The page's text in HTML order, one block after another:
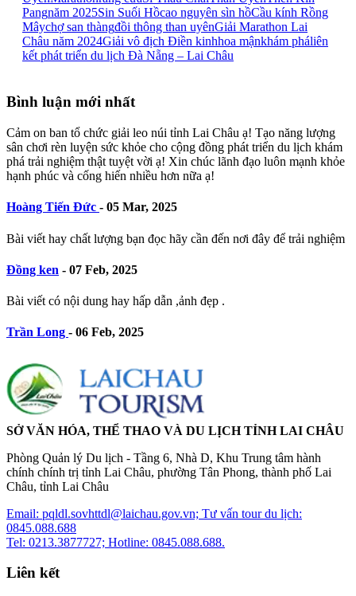
Pangnăm 2025Sin Suối Hồcao nguyên sìn hồCầu kính Rồng
Mâychợ san thàngđồi thông than uyênGiải Marathon Lai
Châu năm 2024Giải vô địch Điền kinhhoa mậnkhám pháliên
kết phát triển du lịch Đà Nẵng – Lai Châu
Bình luận mới nhất
Cảm on ban tổ chức giải leo núi tỉnh Lai Châu ạ! Tạo năng lượng
sân chơi rèn luyện sức khỏe cho cộng đồng phát triển du lịch khám
phá trải nghiệm thật tuyệt vời ạ! Xin chúc lãnh đạo luôn mạnh khỏe
hạnh phúc và cống hiến nhiều hơn nữa ạ!
Hoàng Tiến Đức - 05 Mar, 2025
Bài viết hay chất lượng bạn đọc hãy cần đến nơi đây để trải nghiệm
Đồng ken - 07 Feb, 2025
Bài viết có nội dung hay hấp dẫn ,ảnh đẹp .
Trần Long - 06 Feb, 2025
SỞ VĂN HÓA, THỂ THAO VÀ DU LỊCH TỈNH LAI CHÂU
Phòng Quản lý Du lịch - Tầng 6, Nhà D, Khu Trung tâm hành
chính chính trị tỉnh Lai Châu, phường Tân Phong, thành phố Lai
Châu, tỉnh Lai Châu
Email: pqldl.sovhttdl@laichau.gov.vn; Tư vấn tour du lịch:
0845.088.688
Tel: 0213.3877727; Hotline: 0845.088.688.
Liên kết